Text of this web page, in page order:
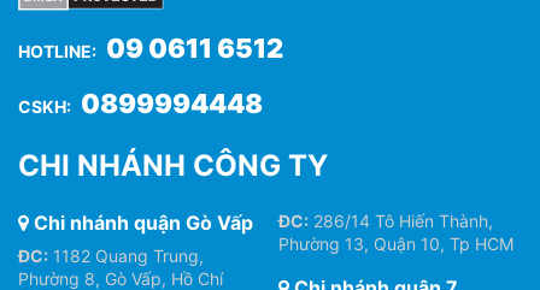
HOTLINE: 09 0611 6512
CSKH: 0899994448
CHI NHÁNH CÔNG TY
Chi nhánh quận Gò Vấp
ĐC: 1182 Quang Trung,
Phường 8, Gò Vấp, Hồ Chí
ĐC: 286/14 Tô Hiến Thành,
Phường 13, Quận 10, Tp HCM